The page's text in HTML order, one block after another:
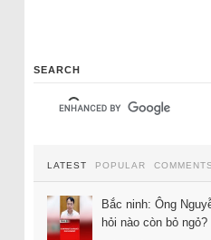
SEARCH
LATEST POPULAR COMMENTS
Bắc ninh: Ông
hỏi nào còn bỏ ngỏ?